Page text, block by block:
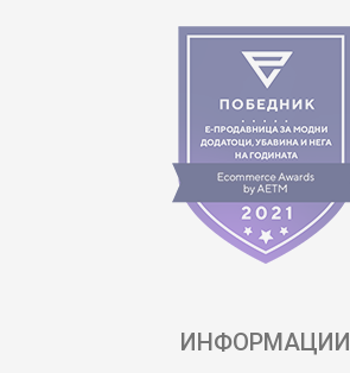
ИНФОРМАЦИИ